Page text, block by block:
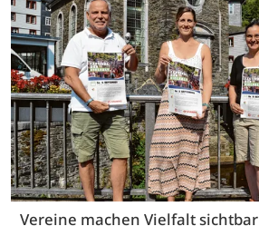
Vereine machen Vielfalt sichtbar